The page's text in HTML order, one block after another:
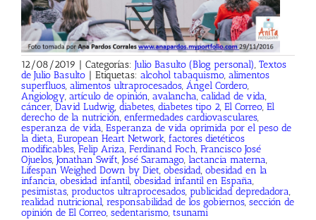
12/08/2019 | Categorías: Julio Basulto (Blog personal), Textos
de Julio Basulto | Etiquetas: alcohol tabaquismo, alimentos
superfluos, alimentos ultraprocesados, Ángel Cordero,
Angiology, artículo de opinión, avalancha, calidad de vida,
cáncer, David Ludwig, diabetes, diabetes tipo 2, El Correo, El
derecho de la nutrición, enfermedades cardiovasculares,
esperanza de vida, Esperanza de vida oprimida por el peso de
la dieta, European Heart Network, factores dietéticos
modificables, Felip Ariza, Ferdinand Foch, Francisco José
Ojuelos, Jonathan Swift, José Saramago, lactancia materna,
Lifespan Weighed Down by Diet, obesidad, obesidad en la
infancia, obesidad infantil, obesidad infantil en España,
pesimistas, productos ultraprocesados, publicidad depredadora,
realidad nutricional, responsabilidad de los gobiernos, sección de
opinión de El Correo, sedentarismo, tsunami